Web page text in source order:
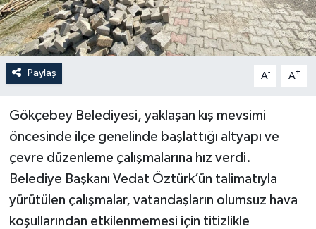
Paylaş A- A+
Gökçebey Belediyesi, yaklaşan kış mevsimi
öncesinde ilçe genelinde başlattığı altyapı ve
çevre düzenleme çalışmalarına hız verdi.
Belediye Başkanı Vedat Öztürk’ün talimatıyla
yürütülen çalışmalar, vatandaşların olumsuz hava
koşullarından etkilenmemesi için titizlikle
Mesaj
Dergim